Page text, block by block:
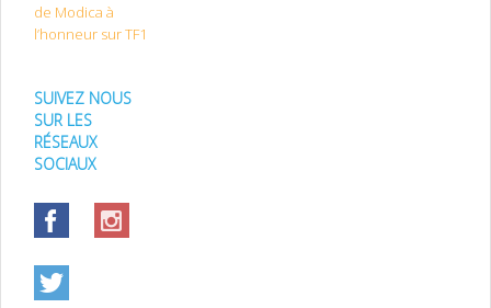
de Modica à
l’honneur sur TF1
SUIVEZ NOUS
SUR LES
RÉSEAUX
SOCIAUX